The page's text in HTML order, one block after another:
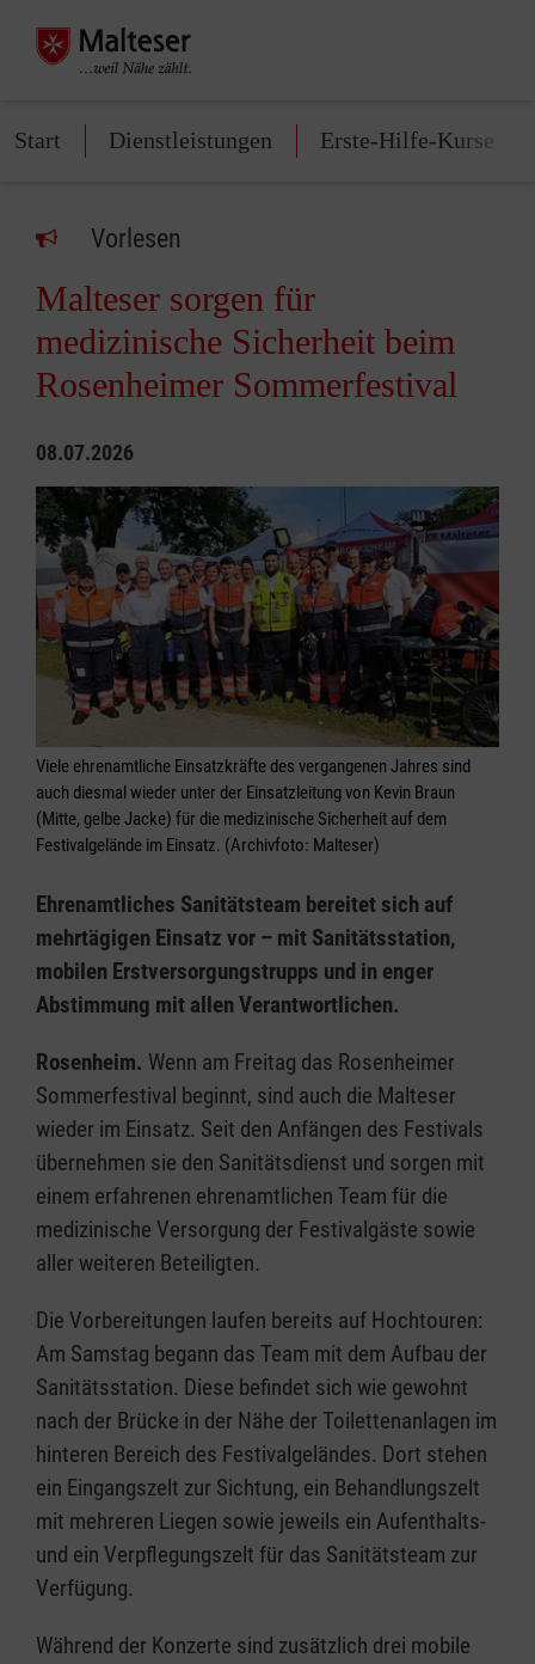
Start Dienstleistungen Erste-Hilfe-Kurse
Vorlesen
Malteser sorgen für
medizinische Sicherheit beim
Rosenheimer Sommerfestival
08.07.2026
Viele ehrenamtliche Einsatzkräfte des vergangenen Jahres sind
auch diesmal wieder unter der Einsatzleitung von Kevin Braun
(Mitte, gelbe Jacke) für die medizinische Sicherheit auf dem
Festivalgelände im Einsatz. (Archivfoto: Malteser)
Ehrenamtliches Sanitätsteam bereitet sich auf
mehrtägigen Einsatz vor – mit Sanitätsstation,
mobilen Erstversorgungstrupps und in enger
Abstimmung mit allen Verantwortlichen.
Rosenheim. Wenn am Freitag das Rosenheimer
Sommerfestival beginnt, sind auch die Malteser
wieder im Einsatz. Seit den Anfängen des Festivals
übernehmen sie den Sanitätsdienst und sorgen mit
einem erfahrenen ehrenamtlichen Team für die
medizinische Versorgung der Festivalgäste sowie
aller weiteren Beteiligten.
Die Vorbereitungen laufen bereits auf Hochtouren:
Am Samstag begann das Team mit dem Aufbau der
Sanitätsstation. Diese befindet sich wie gewohnt
nach der Brücke in der Nähe der Toilettenanlagen im
hinteren Bereich des Festivalgeländes. Dort stehen
ein Eingangszelt zur Sichtung, ein Behandlungszelt
mit mehreren Liegen sowie jeweils ein Aufenthalts-
und ein Verpflegungszelt für das Sanitätsteam zur
Verfügung.
Während der Konzerte sind zusätzlich drei mobile